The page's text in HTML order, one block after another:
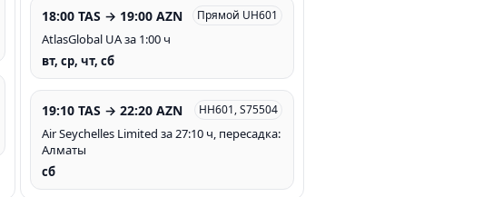
18:00 TAS → 19:00 AZN Прямой UH601
AtlasGlobal UA за 1:00 ч
вт, ср, чт, сб
19:10 TAS → 22:20 AZN HH601, S75504
Air Seychelles Limited за 27:10 ч, пересадка:
Алматы
сб